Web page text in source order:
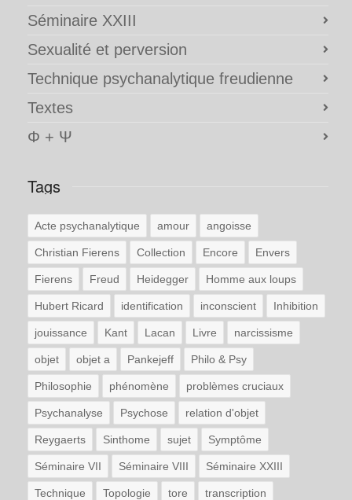
Séminaire XXIII
Sexualité et perversion
Technique psychanalytique freudienne
Textes
Φ + Ψ
Tags
Acte psychanalytique amour angoisse
Christian Fierens Collection Encore Envers
Fierens Freud Heidegger Homme aux loups
Hubert Ricard identification inconscient Inhibition
jouissance Kant Lacan Livre narcissisme
objet objet a Pankejeff Philo & Psy
Philosophie phénomène problèmes cruciaux
Psychanalyse Psychose relation d'objet
Reygaerts Sinthome sujet Symptôme
Séminaire VII Séminaire VIII Séminaire XXIII
Technique Topologie tore transcription